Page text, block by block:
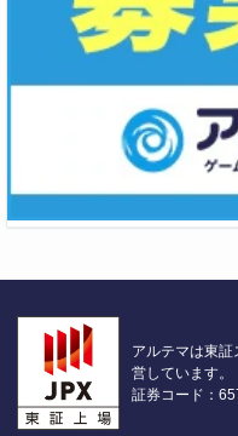
アルテマは東
営しています。
証券コード：